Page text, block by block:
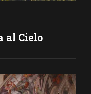
al Cielo